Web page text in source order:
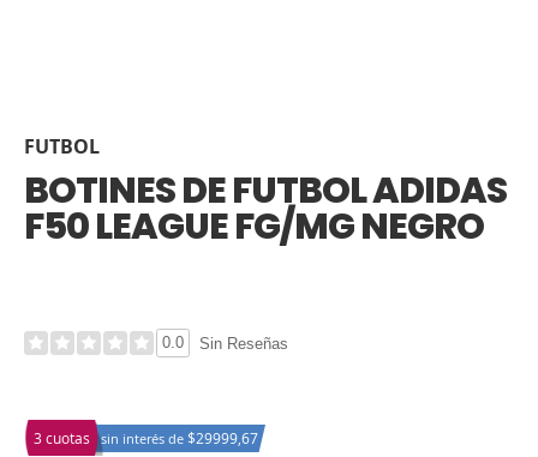
FUTBOL
BOTINES DE FUTBOL ADIDAS
F50 LEAGUE FG/MG NEGRO
0.0 Sin Reseñas
3 cuotas sin interés de $29999,67